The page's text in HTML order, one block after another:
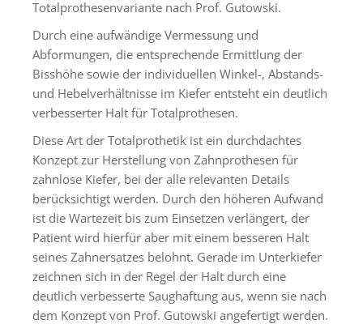
Totalprothesenvariante nach Prof. Gutowski.
Durch eine aufwändige Vermessung und
Abformungen, die entsprechende Ermittlung der
Bisshöhe sowie der individuellen Winkel-, Abstands-
und Hebelverhältnisse im Kiefer entsteht ein deutlich
verbesserter Halt für Totalprothesen.
Diese Art der Totalprothetik ist ein durchdachtes
Konzept zur Herstellung von Zahnprothesen für
zahnlose Kiefer, bei der alle relevanten Details
berücksichtigt werden. Durch den höheren Aufwand
ist die Wartezeit bis zum Einsetzen verlängert, der
Patient wird hierfür aber mit einem besseren Halt
seines Zahnersatzes belohnt. Gerade im Unterkiefer
zeichnen sich in der Regel der Halt durch eine
deutlich verbesserte Saughaftung aus, wenn sie nach
dem Konzept von Prof. Gutowski angefertigt werden.